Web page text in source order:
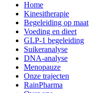
Home
Kinesitherapie
Begeleiding op maat
Voeding en dieet
GLP-1 begeleiding
Suikeranalyse
DNA-analyse
Menopauze
Onze trajecten
RainPharma